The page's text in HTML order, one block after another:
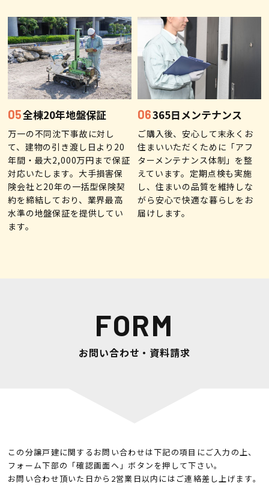
全棟20年地盤保証
万一の不同沈下事故に対し
て、建物の引き渡し日より20
年間・最大2,000万円まで保証
対応いたします。大手損害保
険会社と20年の一括型保険契
約を締結しており、業界最高
水準の地盤保証を提供してい
ます。
365日メンテナンス
ご購入後、安心して末永くお
住まいいただくために「アフ
ターメンテナンス体制」を整
えています。定期点検も実施
し、住まいの品質を維持しな
がら安心で快適な暮らしをお
届けします。
FORM
お問い合わせ・資料請求
この分譲戸建に関するお問い合わせは下記の項目にご入力の上、
フォーム下部の「確認画面へ」ボタンを押して下さい。
お問い合わせ頂いた日から2営業日以内にはご連絡差し上げます。